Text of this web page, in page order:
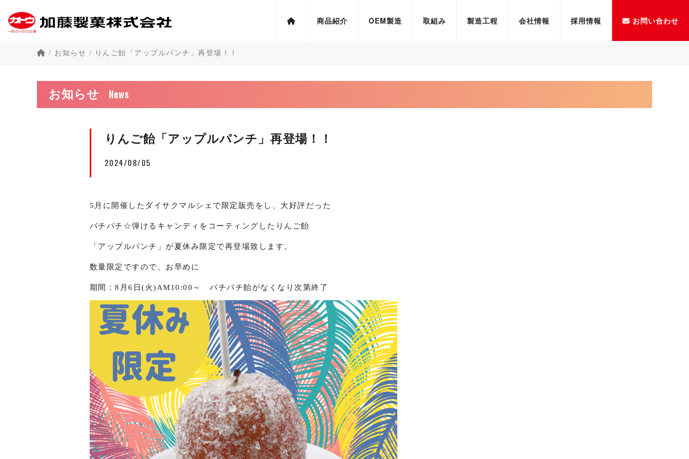
商品紹介 OEM製造 取組み 製造工程 会社情報 採用情報 お問い合わせ
/ お知らせ / りんご飴「アップルパンチ」再登場！！
お知らせ News
りんご飴「アップルパンチ」再登場！！
2024/08/05
5月に開催したダイサクマルシェで限定販売をし、大好評だった
パチパチ☆弾けるキャンディをコーティングしたりんご飴
「アップルパンチ」が夏休み限定で再登場致します。
数量限定ですので、お早めに
期間：8月6日(火)AM10:00～ パチパチ飴がなくなり次第終了